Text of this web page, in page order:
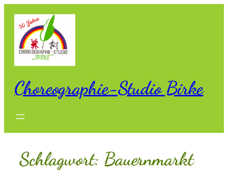
Inhalt
springen
Choreographie-Studio Birke
Schlagwort: Bauernmarkt